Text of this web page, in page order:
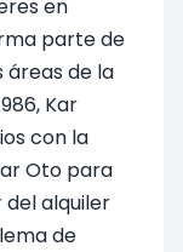
en
parte de
áreas de la
Kar
con la
Oto para
alquiler
de